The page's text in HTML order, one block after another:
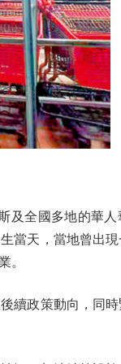
全國多地的華人
當天，當地曾出
。
續政策動向，同時